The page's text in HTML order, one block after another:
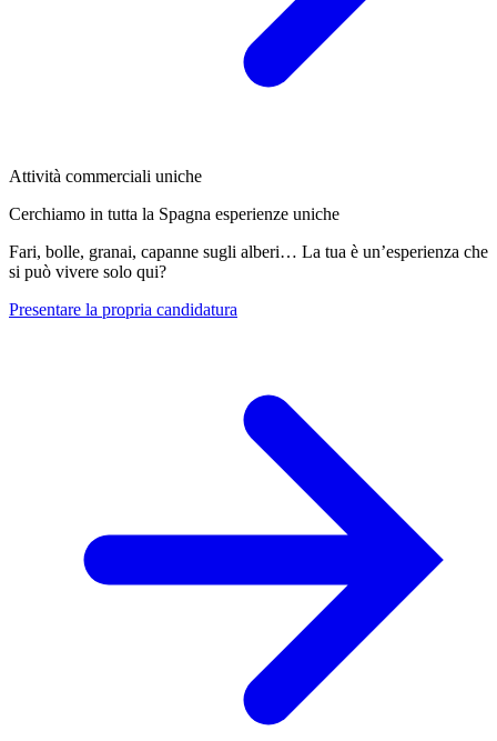
Attività commerciali uniche
Cerchiamo in tutta la Spagna esperienze uniche
Fari, bolle, granai, capanne sugli alberi… La tua è un’esperienza che
si può vivere solo qui?
Presentare la propria candidatura